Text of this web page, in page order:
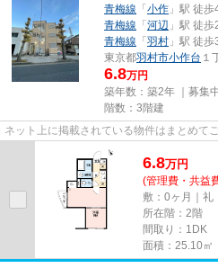
青梅線 「小作 」駅 徒歩
青梅線 「河辺 」駅 徒
青梅線 「羽村 」駅 徒
東京都羽村市小作台 １
6.8万円
築年数：築2年 ｜募集
階数：3階建
ネット上に掲載されている物件はまとめて
6.8万円
(管理費・共益
敷：0ヶ月｜礼
所在階：2階
間取り：1DK
面積：25.10㎡